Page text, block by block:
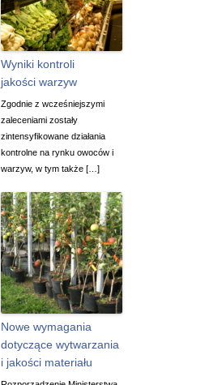
Wyniki kontroli
jakości warzyw
Zgodnie z wcześniejszymi
zaleceniami zostały
zintensyfikowane działania
kontrolne na rynku owoców i
warzyw, w tym także […]
Nowe wymagania
dotyczące wytwarzania
i jakości materiału